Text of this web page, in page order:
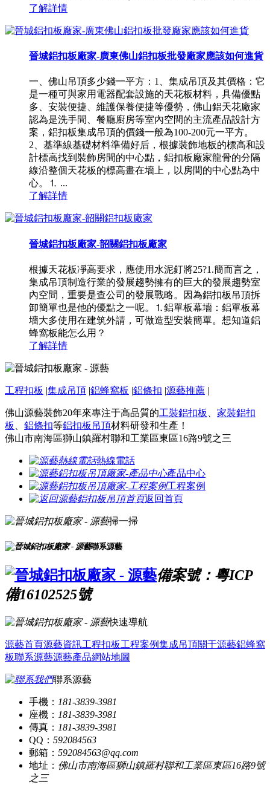
了解詳情
晉城鋁扣板廠家-廣東佛山鋁扣板批發廠家應該如何進貨
一、佛山吊頂多少錢一平方：1、集成吊頂及其價格：它
是一種可與家用電器配套設施的天花板材料，具備優點
多、安裝便捷、維護保養便捷等優勢，佛山鋁天花廠家
認為是洗手間、餐廳廚房等室內空間的主流產品設計方
案，鋁扣板集成吊頂的價錢一般為100-200元一平方。
2、基準線基礎材料準備好后，根據裝飾地板的標高和設
計標高找到裝飾房間的中心點，鋁扣板廠家龍骨的分隔
線沿整個天花板的標高畫在墻上，以房間的中心點為中
心。⒈ ...
了解詳情
晉城鋁扣板廠家-韶關鋁扣板廠家
根據天花板凈高要求，應使用水泥釘將25?1.簡而言之，
集成吊頂制造行業的發展趨勢擁有的巨大的發展趨勢室
內空間，重要是查公司的發展戰略。因為鋁扣板吊頂拆
卸簡單也是他的優點之一呢。⒈鋁單板幕墻：鋁單板幕
墻大多使用在建筑外請，可做造型安裝簡單。想知道鋁
蜂窩板能怎么用？
了解詳情
工程扣板 |集成吊頂 |鋁蜂窩板 |鋁條扣 |源藝推薦 |
佛山源藝裝飾20年來專注于高品質的工裝鋁扣板
家裝鋁扣
板
鋁條扣等鋁扣板吊頂材料研發和生產！
佛山市南海區獅山鎮羅村聯和工業區東區16路9號之三
熱線電話
產品中心
工程案例
返回首頁
掃一掃
聯系源藝
備案號：粵ICP
備16102525號
快速導航
源藝首頁源藝資訊工程扣板工程案例集成吊頂關于源藝鋁蜂窩
板聯系源藝源藝產品網站地圖
聯系源藝
手機： 181-3839-3981
座機： 181-3839-3981
傳真： 181-3839-3981
QQ： 592084563
郵箱： 592084563@qq.com
地址： 佛山市南海區獅山鎮羅村聯和工業區東區16路9號
之三